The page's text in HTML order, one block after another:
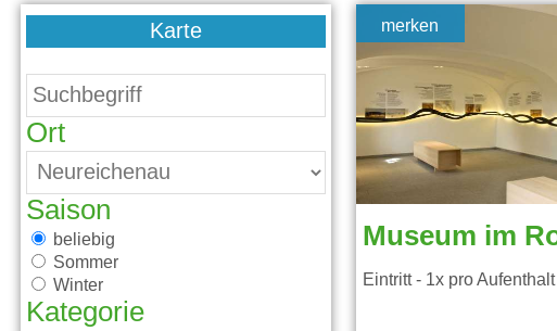
Karte
Ort
Saison
beliebig
Sommer
Winter
Kategorie
merken
Eintritt - 1x pro Aufenthalt